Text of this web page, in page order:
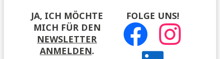
JA, ICH MÖCHTE
MICH FÜR DEN
NEWSLETTER
ANMELDEN.
FOLGE UNS!